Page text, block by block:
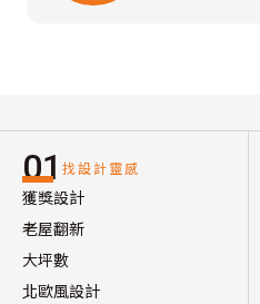
01 找設計靈感
獲獎設計
老屋翻新
大坪數
北歐風設計